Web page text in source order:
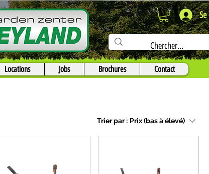
Locations Jobs Brochures Contact
Trier par : Prix (bas à élevé)